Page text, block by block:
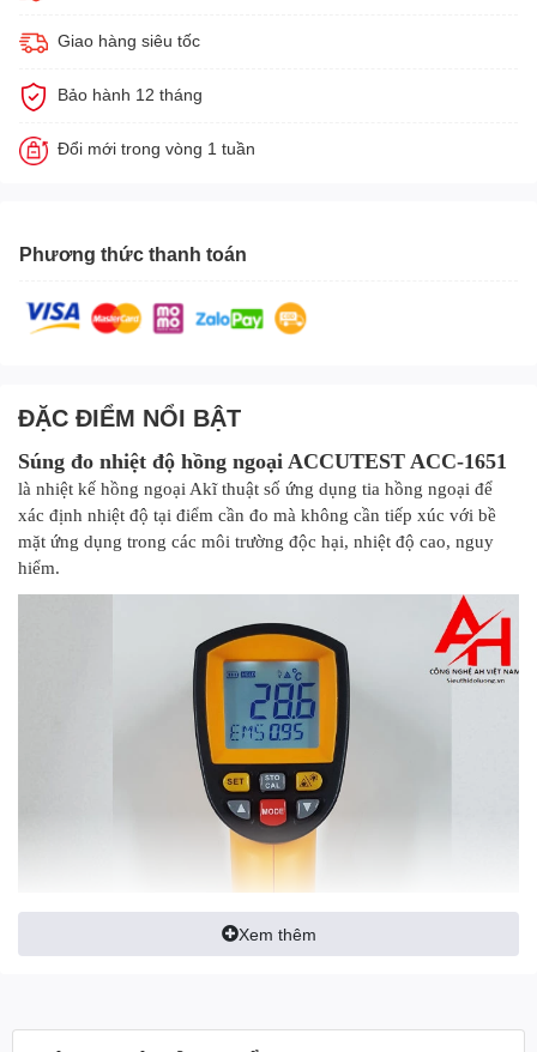
Giao hàng siêu tốc
Bảo hành 12 tháng
Đổi mới trong vòng 1 tuần
Phương thức thanh toán
ĐẶC ĐIỂM NỔI BẬT
Súng đo nhiệt độ hồng ngoại ACCUTEST ACC-1651
là nhiệt kế hồng ngoại Akĩ thuật số ứng dụng tia hồng ngoại để
xác định nhiệt độ tại điểm cần đo mà không cần tiếp xúc với bề
mặt ứng dụng trong các môi trường độc hại, nhiệt độ cao, nguy
hiểm.
Xem thêm